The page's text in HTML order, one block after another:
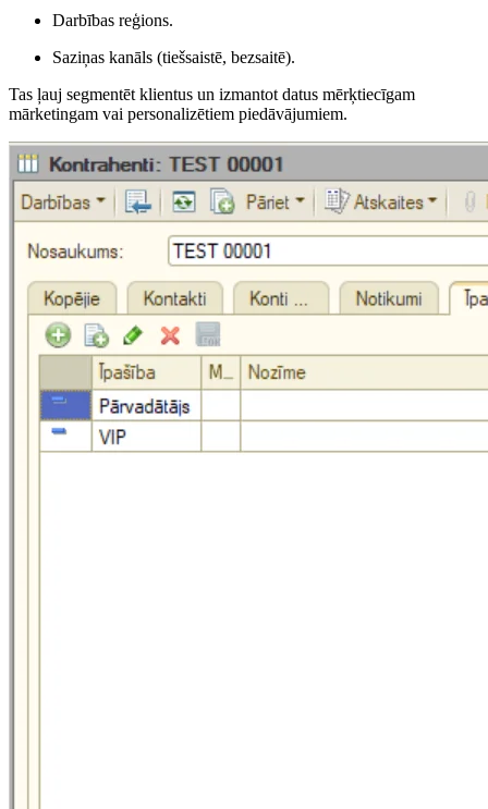
Darbības reģions.
Saziņas kanāls (tiešsaistē, bezsaitē).
Tas ļauj segmentēt klientus un izmantot datus mērķtiecīgam
mārketingam vai personalizētiem piedāvājumiem.